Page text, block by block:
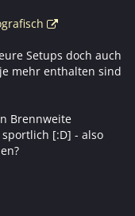
Setups doch auch
mehr enthalten sind
Brennweite
[:D] - also